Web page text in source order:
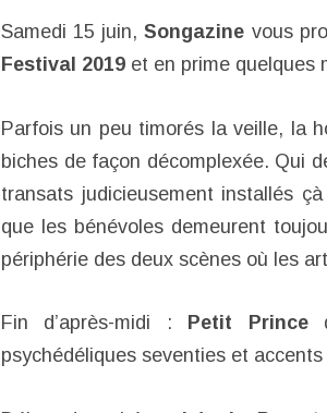
Samedi 15 juin,Songazine vous
Festival 2019 et en prime quelques
Parfois un peu timorés la veille, la
biches de façon décomplexée. Qui
transats judicieusement installés
que les bénévoles demeurent
périphérie des deux scènes où les
Fin d’après-midi : Petit Prince
psychédéliques seventies et